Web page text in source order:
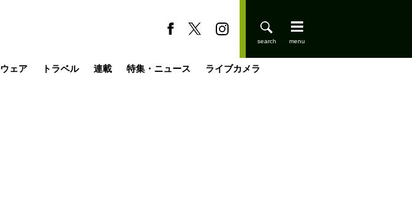
ェア トラベル 連載 特集・ニュース ライブカメラ